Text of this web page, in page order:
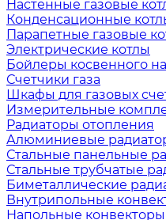
Настенные газовые
Конденсационные
Парапетные газовые
Электрические котлы
Бойлеры косвенного
Счетчики газа
Шкафы для газовых
Измерительные
Радиаторы отопления
Алюминиевые
Стальные панельные
Стальные трубчатые
Биметаллические
Внутрипольные
Напольные конвекторы